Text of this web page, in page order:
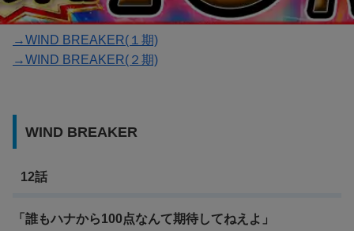
→WIND BREAKER(１期)
→WIND BREAKER(２期)
WIND BREAKER
12話
「誰もハナから100点なんて期待してねえよ」